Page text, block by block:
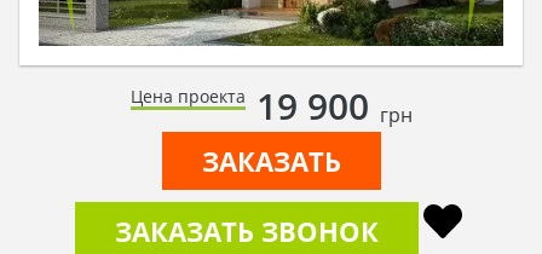
Цена проекта 19 900 грн
ЗАКАЗАТЬ
ЗАКАЗАТЬ ЗВОНОК